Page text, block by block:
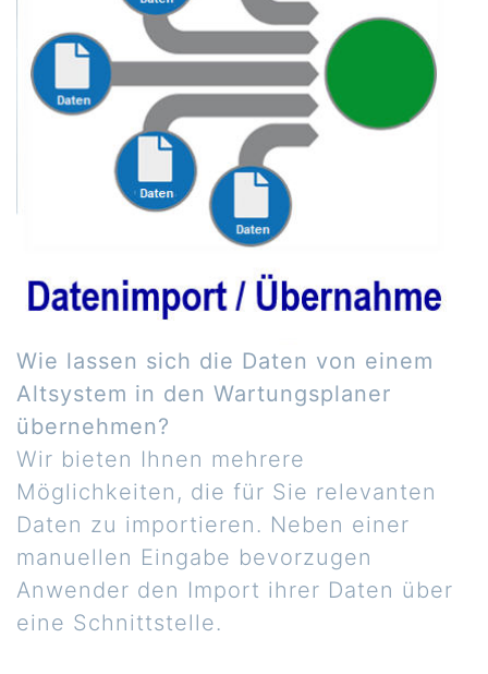
Wie lassen sich die Daten von einem
Altsystem in den Wartungsplaner
übernehmen?
Wir bieten Ihnen mehrere
Möglichkeiten, die für Sie relevanten
Daten zu importieren. Neben einer
manuellen Eingabe bevorzugen
Anwender den Import ihrer Daten über
eine Schnittstelle.